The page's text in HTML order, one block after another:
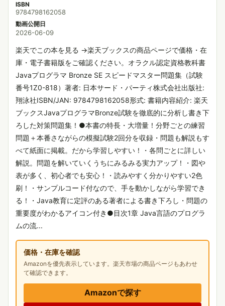
ISBN
9784798162058
動画公開日
2026-06-09
楽天でこの本を見る →楽天ブックスの商品ページで価格・在
庫・電子書籍版をご確認ください。オラクル認定資格教科書
Javaプログラマ Bronze SE スピードマスター問題集（試験
番号1Z0-818）著者: 日本サード・パーティ株式会社出版社:
翔泳社ISBN/JAN: 9784798162058形式: 書籍内容紹介: 楽天
ブックスJavaプログラマBronze試験を徹底的に分析し書き下
ろした対策問題集！●本書の特長・大増量！分野ごとの練習
問題＋本番さながらの模擬試験2回分を収録・問題も解説もす
べて紙面に掲載。だから学習しやすい！・各問ごとに詳しい
解説。問題を解いていくうちにみるみる実力アップ！・図や
表が多く、初心者でも安心！・読みやすく分かりやすい2色
刷！・サンプルコード付なので、手を動かしながら学習でき
る！・Java教育に定評のある著者による書き下ろし・問題の
重要度がわかるアイコン付き●目次1章 Java言語のプログラ
ムの流...
価格・在庫を確認
Amazonを優先表示しています。楽天市場の商品ページもあわせ
て確認できます。
Amazonで探す